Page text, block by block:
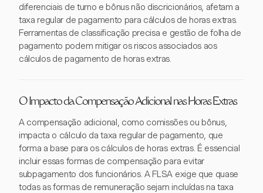
diferenciais de turno e bônus não discricionários, afetam a
taxa regular de pagamento para cálculos de horas extras.
Ferramentas de classificação precisa e gestão de folha de
pagamento podem mitigar os riscos associados aos
cálculos de pagamento de horas extras.
O Impacto da Compensação Adicional nas Horas Extras
A compensação adicional, como comissões ou bônus,
impacta o cálculo da taxa regular de pagamento, que
forma a base para os cálculos de horas extras. É essencial
incluir essas formas de compensação para evitar
subpagamento dos funcionários. A FLSA exige que quase
todas as formas de remuneração sejam incluídas na taxa